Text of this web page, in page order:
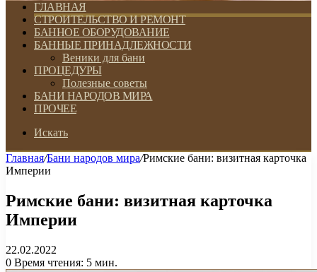
ГЛАВНАЯ
СТРОИТЕЛЬСТВО И РЕМОНТ
БАННОЕ ОБОРУДОВАНИЕ
БАННЫЕ ПРИНАДЛЕЖНОСТИ
Веники для бани
ПРОЦЕДУРЫ
Полезные советы
БАНИ НАРОДОВ МИРА
ПРОЧЕЕ
Искать
Главная/Бани народов мира/Римские бани: визитная карточка
Империи
Римские бани: визитная карточка
Империи
22.02.2022
0 Время чтения: 5 мин.